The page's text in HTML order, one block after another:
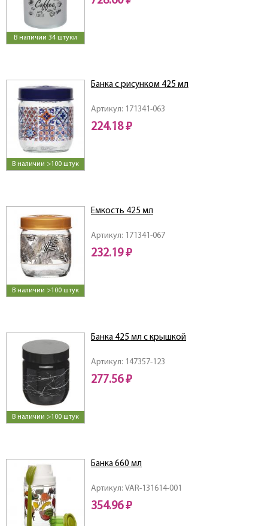
В наличии 34 штуки
В наличии >100 штук
Артикул: 171341-063
Банка с рисунком 425 мл
224.18 ₽
В наличии >100 штук
Артикул: 171341-067
Емкость 425 мл
232.19 ₽
В наличии >100 штук
Артикул: 147357-123
Банка 425 мл с крышкой
277.56 ₽
Артикул: VAR-131614-001
Банка 660 мл
354.96 ₽